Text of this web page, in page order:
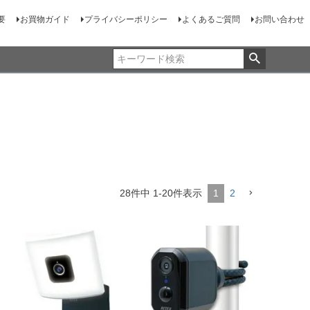
お買物ガイド プライバシーポリシー よくあるご質問 お問い合わせ
28件中 1-20件表示 1 2